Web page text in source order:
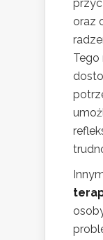
oraz
Tego